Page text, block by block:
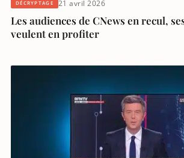
DÉCRYPTAGE 21 avril 2026
Les audiences de CNews en recul,
veulent en profiter